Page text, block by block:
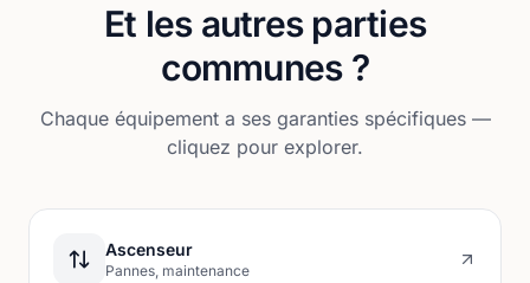
Et les autres parties
communes ?
Chaque équipement a ses garanties spécifiques —
cliquez pour explorer.
Ascenseur
Pannes, maintenance